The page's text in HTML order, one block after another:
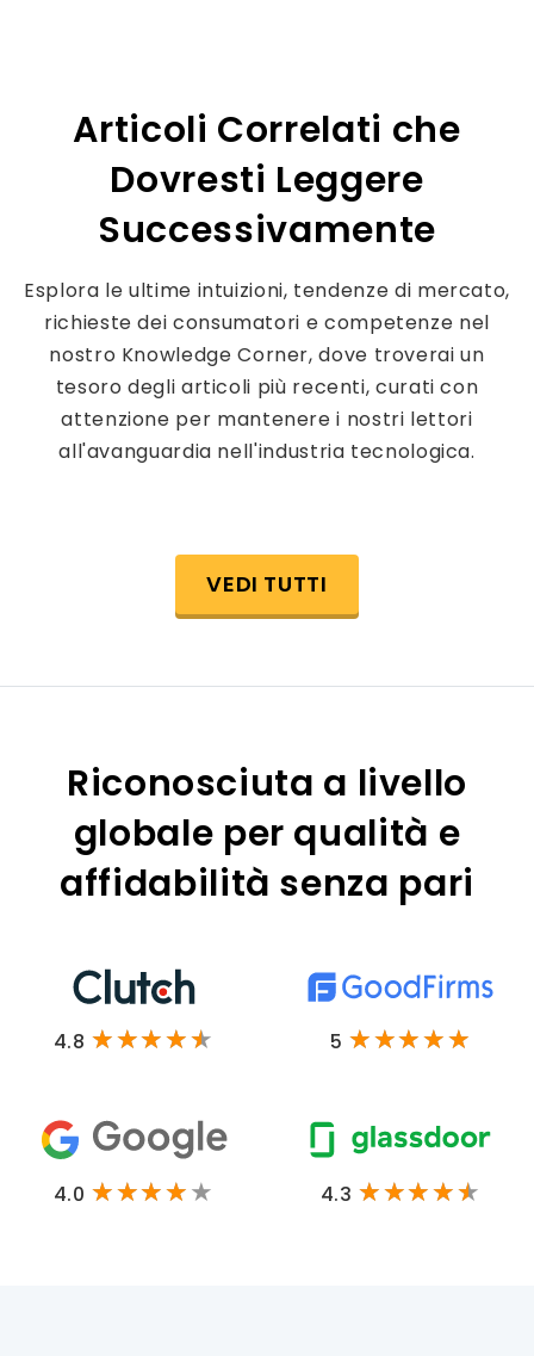
Articoli Correlati che
Dovresti Leggere
Successivamente
Esplora le ultime intuizioni, tendenze di mercato,
richieste dei consumatori e competenze nel
nostro Knowledge Corner, dove troverai un
tesoro degli articoli più recenti, curati con
attenzione per mantenere i nostri lettori
all'avanguardia nell'industria tecnologica.
VEDI TUTTI
Riconosciuta a livello
globale per qualità e
affidabilità senza pari
4.8 5
4.0 4.3